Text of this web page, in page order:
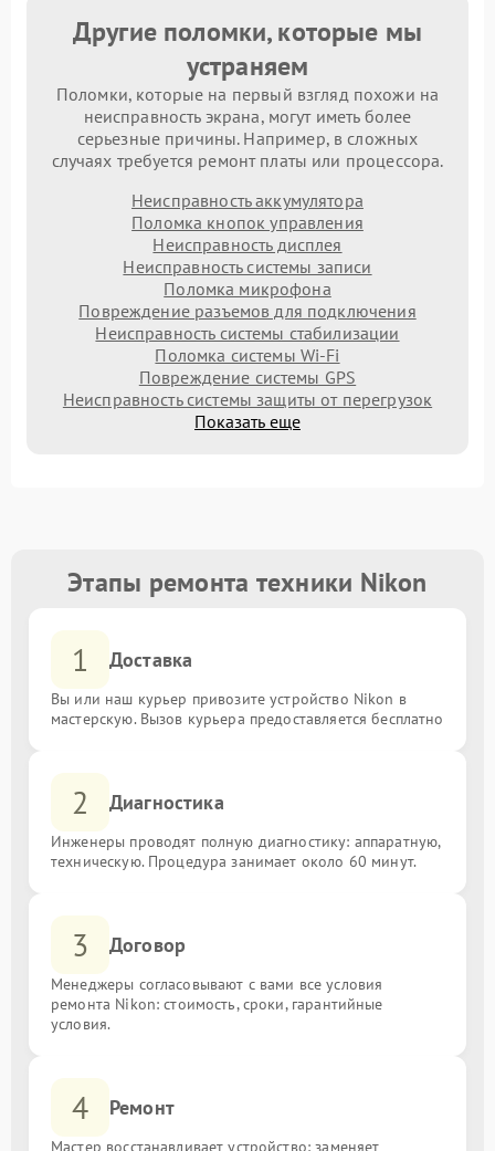
Другие поломки, которые мы
устраняем
Поломки, которые на первый взгляд похожи на
неисправность экрана, могут иметь более
серьезные причины. Например, в сложных
случаях требуется ремонт платы или процессора.
Неисправность аккумулятора
Поломка кнопок управления
Неисправность дисплея
Неисправность системы записи
Поломка микрофона
Повреждение разъемов для подключения
Неисправность системы стабилизации
Поломка системы Wi-Fi
Повреждение системы GPS
Неисправность системы защиты от перегрузок
Показать еще
Этапы ремонта техники Nikon
1 Доставка
Вы или наш курьер привозите устройство Nikon в
мастерскую. Вызов курьера предоставляется бесплатно
2 Диагностика
Инженеры проводят полную диагностику: аппаратную,
техническую. Процедура занимает около 60 минут.
3 Договор
Менеджеры согласовывают с вами все условия
ремонта Nikon: стоимость, сроки, гарантийные
условия.
4 Ремонт
Мастер восстанавливает устройство: заменяет